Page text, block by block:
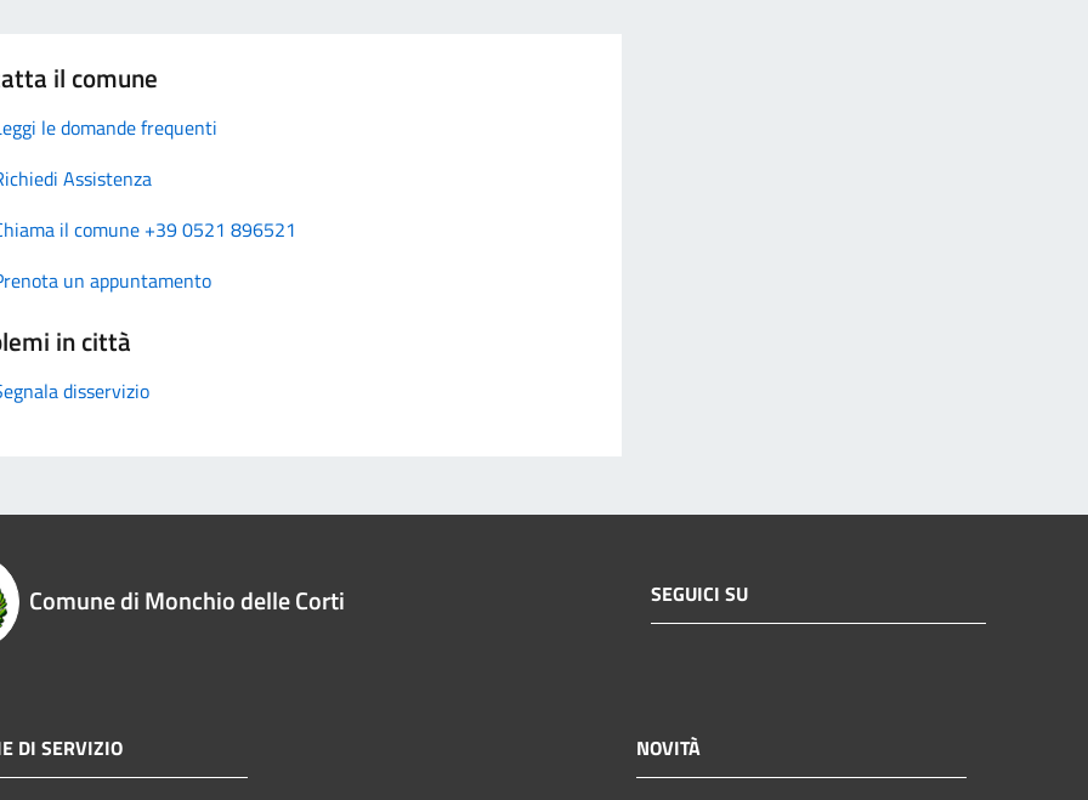
il comune
le domande frequenti
Assistenza
il comune +39 0521 896521
un appuntamento
in città
disservizio
Comune di Monchio delle Corti SEGUICI SU
DI SERVIZIO NOVITÀ